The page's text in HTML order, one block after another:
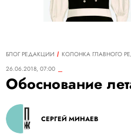
БЛОГ РЕДАКЦИИ
КОЛОНКА ГЛАВНОГО
26.06.2018, 07:00
Обоснование
СЕРГЕЙ МИНАЕВ